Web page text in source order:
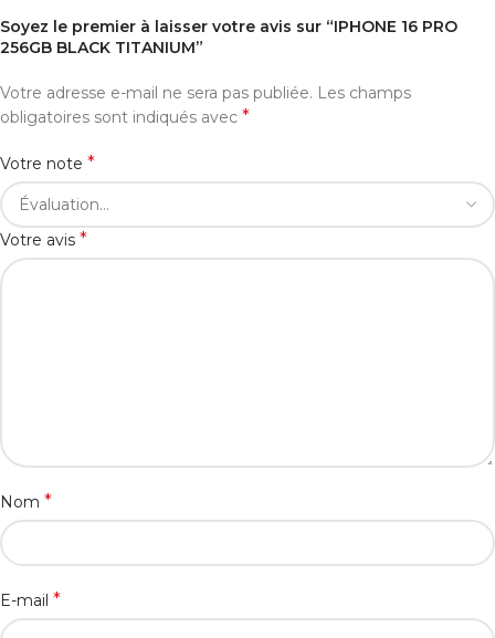
Soyez le premier à laisser votre avis sur “IPHONE 16 PRO
256GB BLACK TITANIUM”
Votre adresse e-mail ne sera pas publiée. Les champs
obligatoires sont indiqués avec *
Votre note *
Votre avis *
Nom *
E-mail *